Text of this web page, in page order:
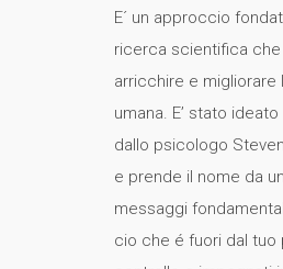
E´ un approccio
ricerca scientifica che
arricchire e migliorare
umana. E’ stato
dallo psicologo
e prende il nome da
messaggi
cio che é fuori dal tuo